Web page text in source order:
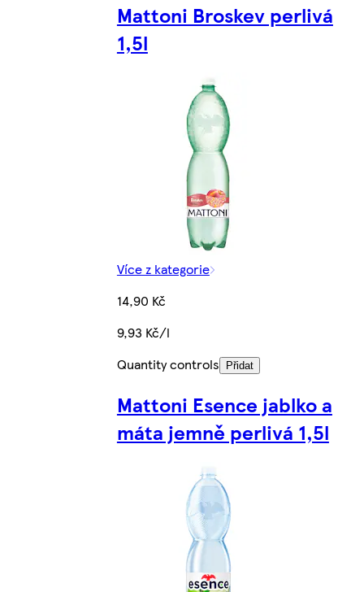
Mattoni Broskev perlivá
1,5l
Více z kategorie
14,90 Kč
9,93 Kč/l
Quantity controls
Přidat
Mattoni Esence jablko a
máta jemně perlivá 1,5l